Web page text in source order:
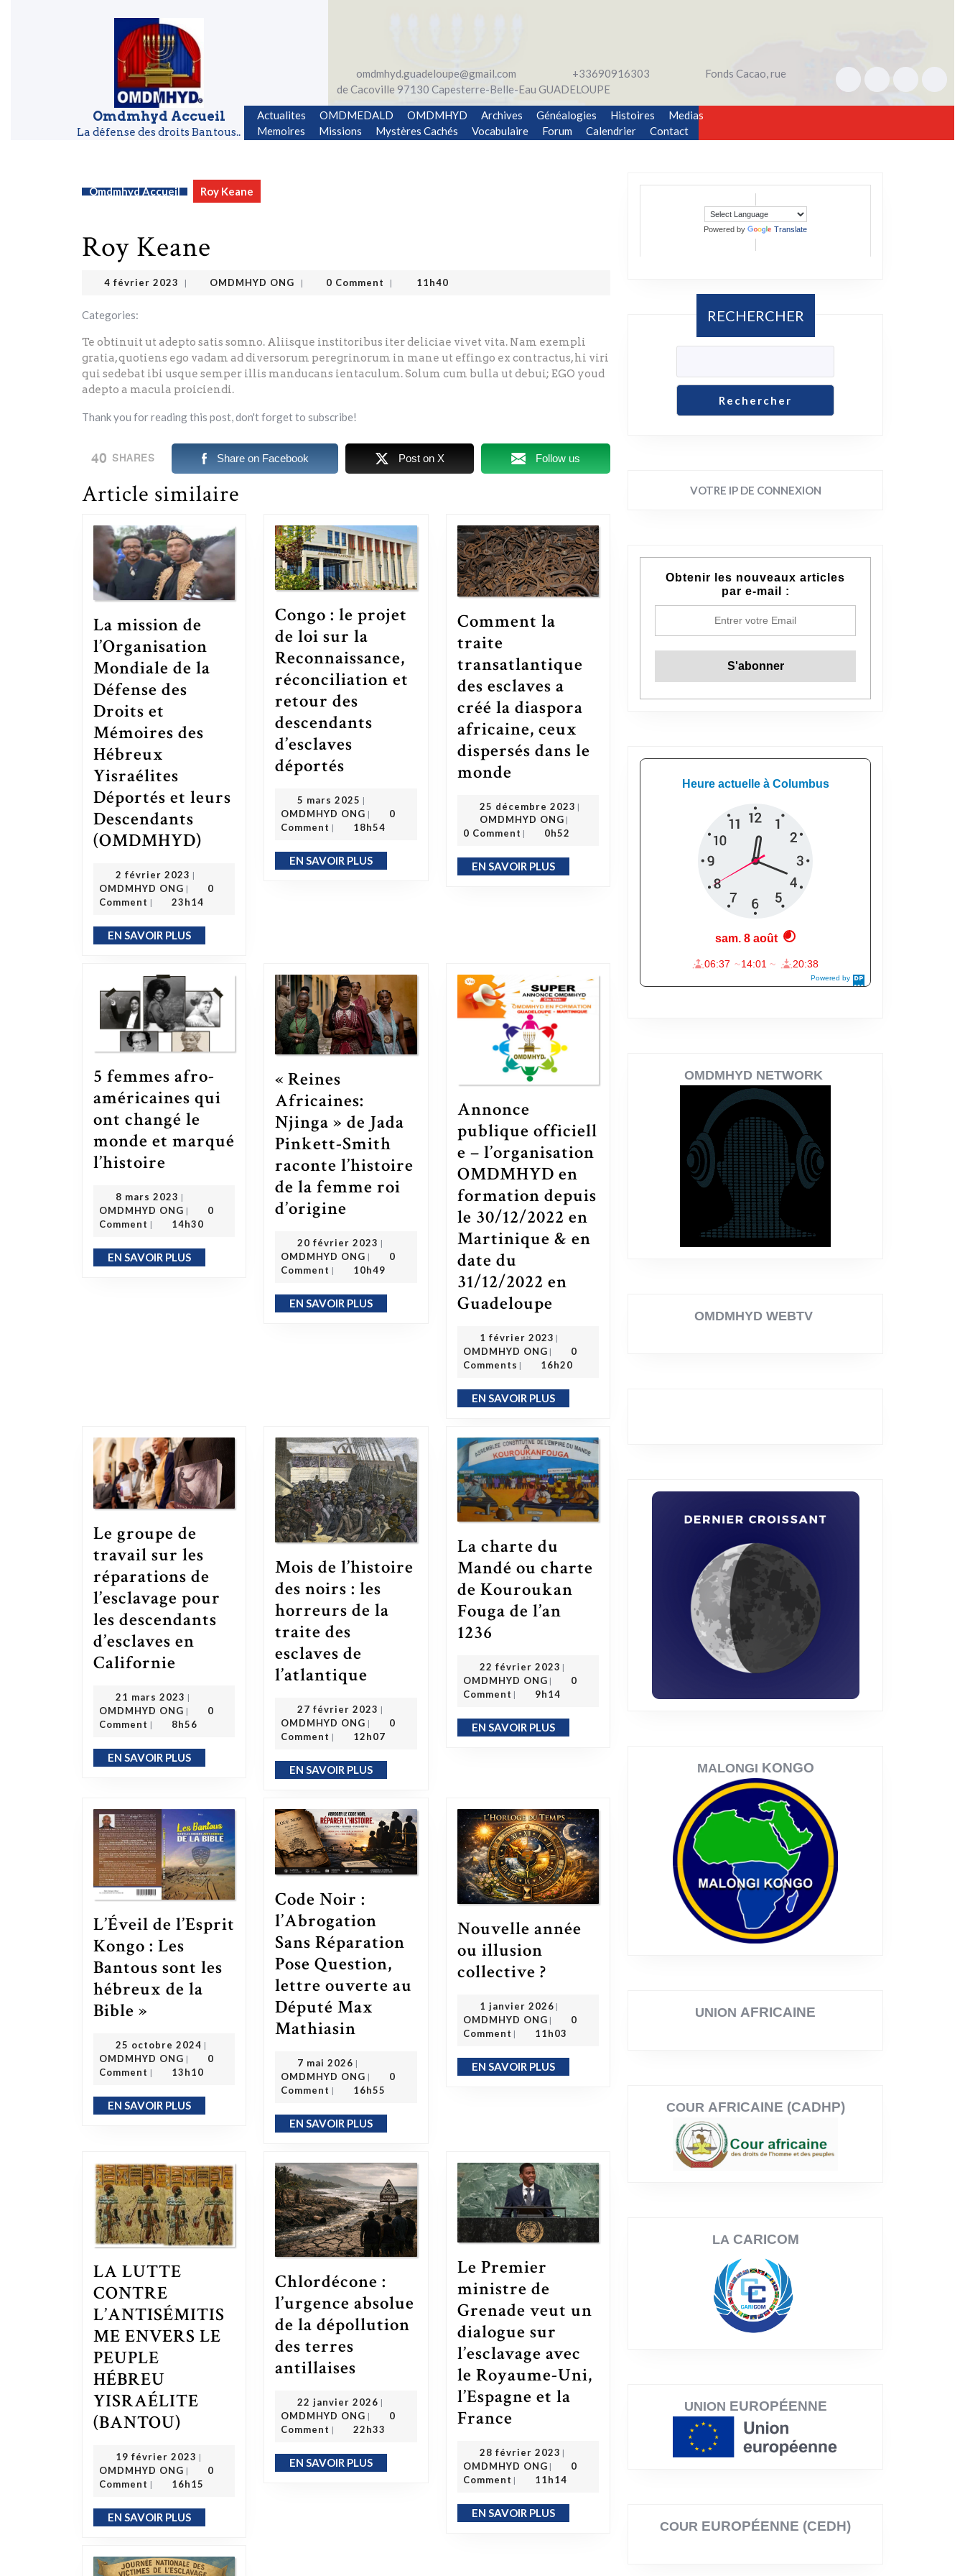
Omdmhyd Accueil
La défense des droits Bantous..
omdmhyd.guadeloupe@gmail.com +33690916303
Fonds Cacao, rue
de Cacoville 97130 Capesterre-Belle-Eau GUADELOUPE
Actualites
OMDMEDALD OMDMHYD Archives Généalogies Histoires
Medias
Memoires
Missions Mystères Cachés Vocabulaire Forum Calendrier Contact
Omdmhyd Accueil Roy Keane
Roy Keane
4 février 2023 | OMDMHYD ONG | 0 Comment | 11h40
Categories:
Te obtinuit ut adepto satis somno. Aliisque institoribus iter deliciae vivet vita. Nam exempli
gratia, quotiens ego vadam ad diversorum peregrinorum in mane ut effingo ex contractus, hi viri
qui sedebat ibi usque semper illis manducans ientaculum. Solum cum bulla ut debui; EGO youd
adepto a macula proiciendi.
Thank you for reading this post, don't forget to subscribe!
40 SHARES Share on Facebook Post on X Follow us
Article similaire
La mission de
l’Organisation
Mondiale de la
Défense des
Droits et
Mémoires des
Hébreux
Yisraélites
Déportés et leurs
Descendants
(OMDMHYD)
2 février 2023 2 février 2023
|
OMDMHYD ONG
OMDMHYD ONG
|
0
Comment | 23h14
EN SAVOIR PLUSEN SAVOIR PLUS
Congo : le projet
de loi sur la
Reconnaissance,
réconciliation et
retour des
descendants
d’esclaves
déportés
5 mars 2025 5 mars 2025
|
OMDMHYD ONG |
0
Comment | 18h54
EN SAVOIR PLUSEN SAVOIR PLUS
Comment la
traite
transatlantique
des esclaves a
créé la diaspora
africaine, ceux
dispersés dans le
mondeComment la traite transatlantique des esclaves a créé la diaspora africaine, ceux dispersés dans le monde
25 décembre 2023 25 décembre 2023
|
OMDMHYD ONGOMDMHYD ONG
|
0 Comment | 0h52
EN SAVOIR PLUSEN SAVOIR PLUS
5 femmes afro-
américaines qui
ont changé le
monde et marqué
l’histoire
8 mars 2023 8 mars 2023
|
OMDMHYD ONG |
0
Comment | 14h30
EN SAVOIR PLUSEN SAVOIR PLUS
« Reines
Africaines:
Njinga » de Jada
Pinkett-Smith
raconte l’histoire
de la femme roi
d’origine
20 février 2023 20 février 2023
|
OMDMHYD ONG
OMDMHYD ONG
|
0
Comment | 10h49
EN SAVOIR PLUSEN SAVOIR PLUS
Annonce
publique officiell
e – l’organisation
OMDMHYD en
formation depuis
le 30/12/2022 en
Martinique & en
date du
31/12/2022 en
GuadeloupeAnnonce publique officielle – l’organisation OMDMHYD en formation depuis le 30/12/2022 en Martinique & en date du 31/12/2022 en Guadeloupe
1 février 2023 1 février 2023
|
OMDMHYD ONG
OMDMHYD ONG
|
0
Comments | 16h20
EN SAVOIR PLUSEN SAVOIR PLUS
Le groupe de
travail sur les
réparations de
l’esclavage pour
les descendants
d’esclaves en
Californie
21 mars 2023 21 mars 2023
|
OMDMHYD ONG
OMDMHYD ONG
|
0
Comment | 8h56
EN SAVOIR PLUSEN SAVOIR PLUS
Mois de l’histoire
des noirs : les
horreurs de la
traite des
esclaves de
l’atlantique
27 février 2023 27 février 2023
|
OMDMHYD ONG
OMDMHYD ONG
|
0
Comment | 12h07
EN SAVOIR PLUSEN SAVOIR PLUS
La charte du
Mandé ou charte
de Kouroukan
Fouga de l’an
1236
22 février 2023 22 février 2023
|
OMDMHYD ONG
OMDMHYD ONG
|
0
Comment | 9h14
EN SAVOIR PLUSEN SAVOIR PLUS
L’Éveil de l’Esprit
Kongo : Les
Bantous sont les
hébreux de la
Bible »
25 octobre 2024 25 octobre 2024
|
OMDMHYD ONG
OMDMHYD ONG
|
0
Comment | 13h10
EN SAVOIR PLUSEN SAVOIR PLUS
Code Noir :
l’Abrogation
Sans Réparation
Pose Question,
lettre ouverte au
Député Max
Mathiasin
7 mai 2026 7 mai 2026
|
OMDMHYD ONG |
0
Comment | 16h55
EN SAVOIR PLUSEN SAVOIR PLUS
Nouvelle année
ou illusion
collective ?Nouvelle année ou illusion collective ?
1 janvier 2026 1 janvier 2026
|
OMDMHYD ONG
OMDMHYD ONG
|
0
Comment | 11h03
EN SAVOIR PLUSEN SAVOIR PLUS
LA LUTTE
CONTRE
L’ANTISÉMITIS
ME ENVERS LE
PEUPLE
HÉBREU
YISRAÉLITE
(BANTOU)
19 février 2023 19 février 2023
|
OMDMHYD ONG
OMDMHYD ONG
|
0
Comment | 16h15
EN SAVOIR PLUSEN SAVOIR PLUS
Chlordécone :
l’urgence absolue
de la dépollution
des terres
antillaises
22 janvier 2026 22 janvier 2026
|
OMDMHYD ONG
OMDMHYD ONG
|
0
Comment | 22h33
EN SAVOIR PLUSEN SAVOIR PLUS
Le Premier
ministre de
Grenade veut un
dialogue sur
l’esclavage avec
le Royaume-Uni,
l’Espagne et la
FranceLe Premier ministre de Grenade veut un dialogue sur l’esclavage avec le Royaume-Uni, l’Espagne et la France
28 février 2023 28 février 2023
|
OMDMHYD ONG
OMDMHYD ONG
|
0
Comment | 11h14
EN SAVOIR PLUSEN SAVOIR PLUS
Powered by Translate
RECHERCHER
Rechercher
VOTRE IP DE CONNEXION
Obtenir les nouveaux articles
par e-mail :
OMDMHYD NETWORK
OMDMHYD WEBTV
MALONGI KONGO
UNION AFRICAINE
COUR AFRICAINE (CADHP)
LA CARICOM
UNION EUROPÉENNE
COUR EUROPÉENNE (CEDH)